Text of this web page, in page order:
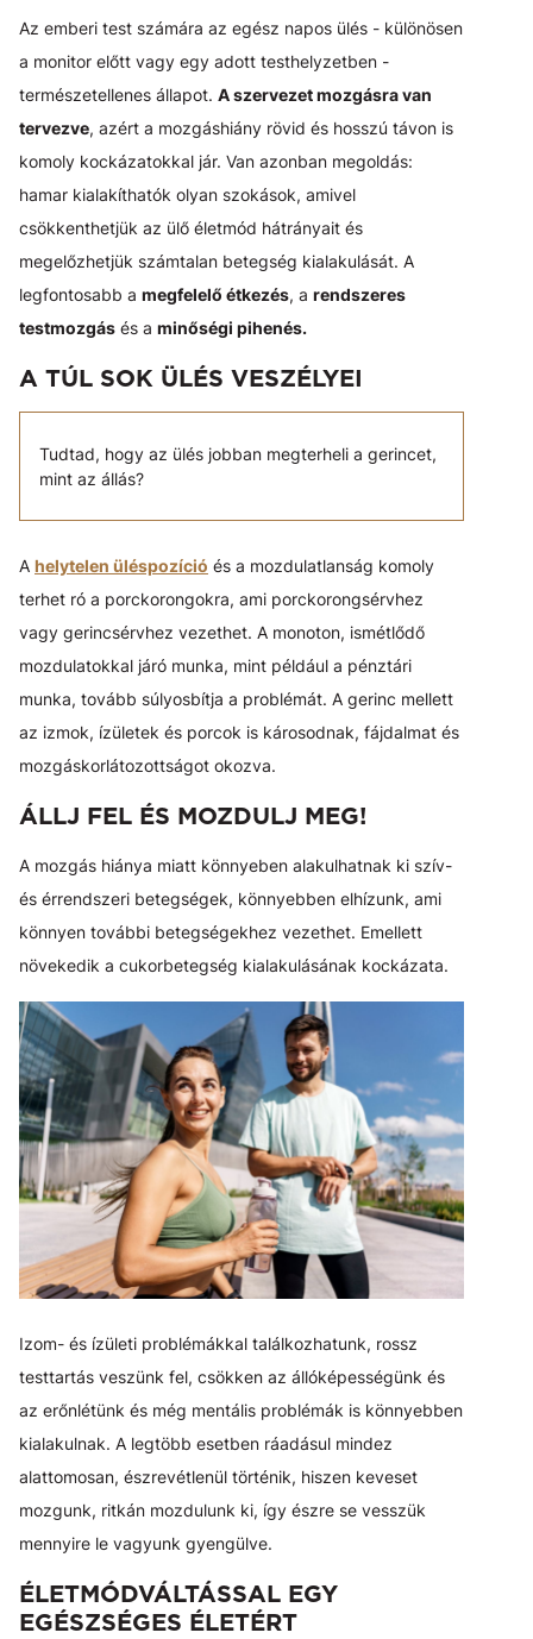
Az emberi test számára az egész napos ülés - különösen
a monitor előtt vagy egy adott testhelyzetben -
természetellenes állapot. A szervezet mozgásra van
tervezve, azért a mozgáshiány rövid és hosszú távon is
komoly kockázatokkal jár. Van azonban megoldás:
hamar kialakíthatók olyan szokások, amivel
csökkenthetjük az ülő életmód hátrányait és
megelőzhetjük számtalan betegség kialakulását. A
legfontosabb a megfelelő étkezés, a rendszeres
testmozgás és a minőségi pihenés.
A TÚL SOK ÜLÉS VESZÉLYEI
Tudtad, hogy az ülés jobban megterheli a gerincet,
mint az állás?
A helytelen üléspozíció és a mozdulatlanság komoly
terhet ró a porckorongokra, ami porckorongsérvhez
vagy gerincsérvhez vezethet. A monoton, ismétlődő
mozdulatokkal járó munka, mint például a pénztári
munka, tovább súlyosbítja a problémát. A gerinc mellett
az izmok, ízületek és porcok is károsodnak, fájdalmat és
mozgáskorlátozottságot okozva.
ÁLLJ FEL ÉS MOZDULJ MEG!
A mozgás hiánya miatt könnyeben alakulhatnak ki szív-
és érrendszeri betegségek, könnyebben elhízunk, ami
könnyen további betegségekhez vezethet. Emellett
növekedik a cukorbetegség kialakulásának kockázata.
Izom- és ízületi problémákkal találkozhatunk, rossz
testtartás veszünk fel, csökken az állóképességünk és
az erőnlétünk és még mentális problémák is könnyebben
kialakulnak. A legtöbb esetben ráadásul mindez
alattomosan, észrevétlenül történik, hiszen keveset
mozgunk, ritkán mozdulunk ki, így észre se vesszük
mennyire le vagyunk gyengülve.
ÉLETMÓDVÁLTÁSSAL EGY
EGÉSZSÉGES ÉLETÉRT